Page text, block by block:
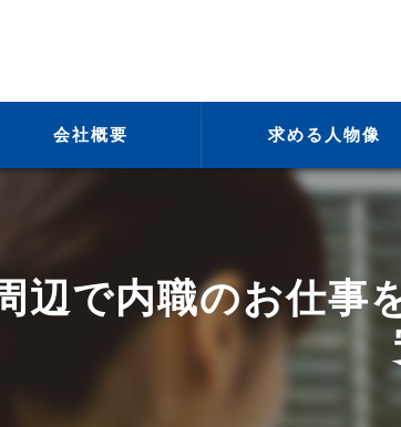
会社概要
ビジョン
求める人物像
辺で内職のお仕